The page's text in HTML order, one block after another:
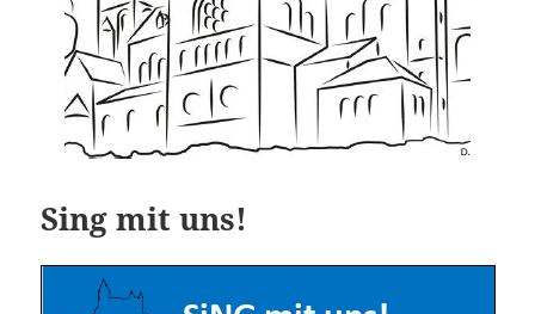
Sing mit uns!